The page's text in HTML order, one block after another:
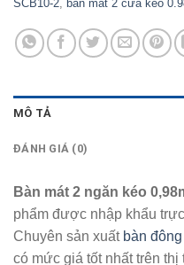
SCB10-2, bàn mát 2 cửa kéo
MÔ TẢ
ĐÁNH GIÁ (0)
Bàn mát 2 ngăn kéo
phẩm được nhập khẩu
Chuyên sản xuất bàn
có mức giá tốt nhất trên thị